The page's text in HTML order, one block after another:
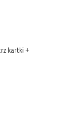
kartki +